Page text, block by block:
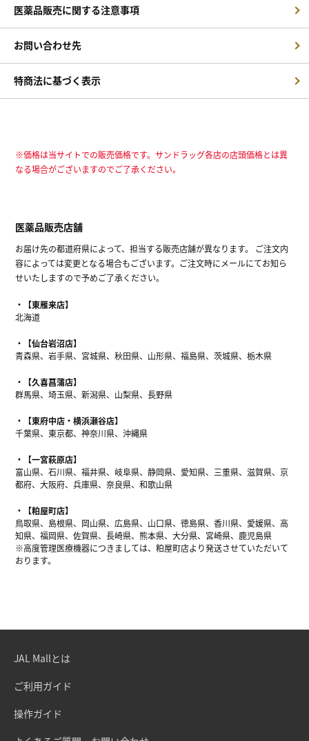
医薬品販売に関する注意事項
お問い合わせ先
特商法に基づく表示
※価格は当サイトでの販売価格です。サンドラッグ各店の店頭価格とは異
なる場合がございますのでご了承ください。
医薬品販売店舗
お届け先の都道府県によって、担当する販売店舗が異なります。 ご注文内
容によっては変更となる場合もございます。ご注文時にメールにてお知ら
せいたしますので予めご了承ください。
【東雁来店】
北海道
【仙台岩沼店】
青森県、岩手県、宮城県、秋田県、山形県、福島県、茨城県、栃木県
【久喜菖蒲店】
群馬県、埼玉県、新潟県、山梨県、長野県
【東府中店・横浜瀬谷店】
千葉県、東京都、神奈川県、沖縄県
【一宮萩原店】
富山県、石川県、福井県、岐阜県、静岡県、愛知県、三重県、滋賀県、京
都府、大阪府、兵庫県、奈良県、和歌山県
【粕屋町店】
鳥取県、島根県、岡山県、広島県、山口県、徳島県、香川県、愛媛県、高
知県、福岡県、佐賀県、長崎県、熊本県、大分県、宮崎県、鹿児島県
※高度管理医療機器につきましては、粕屋町店より発送させていただいて
おります。
JAL Mallとは
ご利用ガイド
操作ガイド